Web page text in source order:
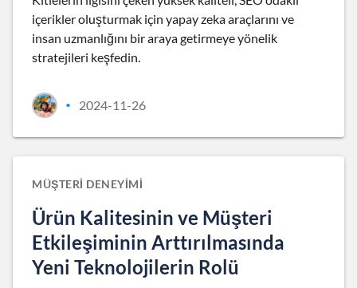
içerikler oluşturmak için yapay zeka araçlarını ve
insan uzmanlığını bir araya getirmeye yönelik
stratejileri keşfedin.
• 2024-11-26
MÜŞTERI DENEYIMI
Ürün Kalitesinin ve Müşteri
Etkileşiminin Arttırılmasında
Yeni Teknolojilerin Rolü